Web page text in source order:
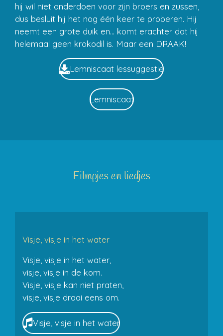
hij wil niet onderdoen voor zijn broers en zussen,
dus besluit hij het nog één keer te proberen. Hij
neemt een grote duik en... komt erachter dat hij
helemaal geen krokodil is. Maar een DRAAK!
Lemniscaat lessuggestie
Lemniscaat
Filmpjes en liedjes
Visje, visje in het water
Visje, visje in het water,
visje, visje in de kom.
Visje, visje kan niet praten,
visje, visje draai eens om.
Visje, visje in het water